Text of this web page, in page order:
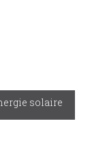
solaire